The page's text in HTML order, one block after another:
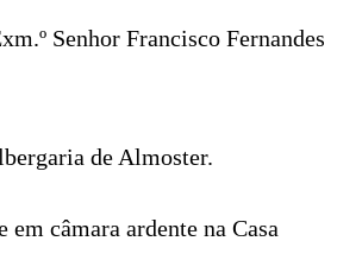
Senhor Francisco Fernandes
de Almoster.
em câmara ardente na Casa